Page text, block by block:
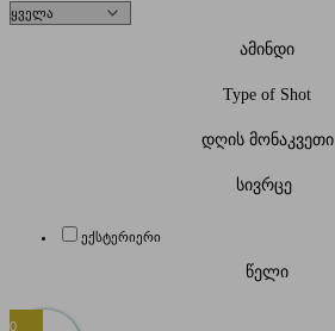
ამინდი
Type of Shot
დღის მონაკვეთი
სივრცე
ექსტერიერი
წელი
0